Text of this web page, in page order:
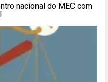
nacional do MEC com